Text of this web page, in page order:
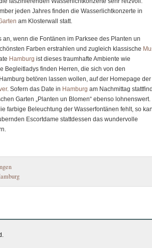
jeden Jahres finden die Wasserlichtkonzerte in
am Klosterwall statt.
an, wenn die Fontänen im Parksee des Planten un
Farben erstrahlen und zugleich klassische
Hamburg ist dieses traumhafte Ambiente wie
Begleitladys finden Herren, die sich von den
betören lassen wollen, auf der Homepage der
. Sofern das Date in Hamburg am Nachmittag
Garten „Planten un Blomen“ ebenso lohnenswert.
farbige Beleuchtung der Wasserfontänen fehlt, so
Escortdame stattdessen das wundervolle